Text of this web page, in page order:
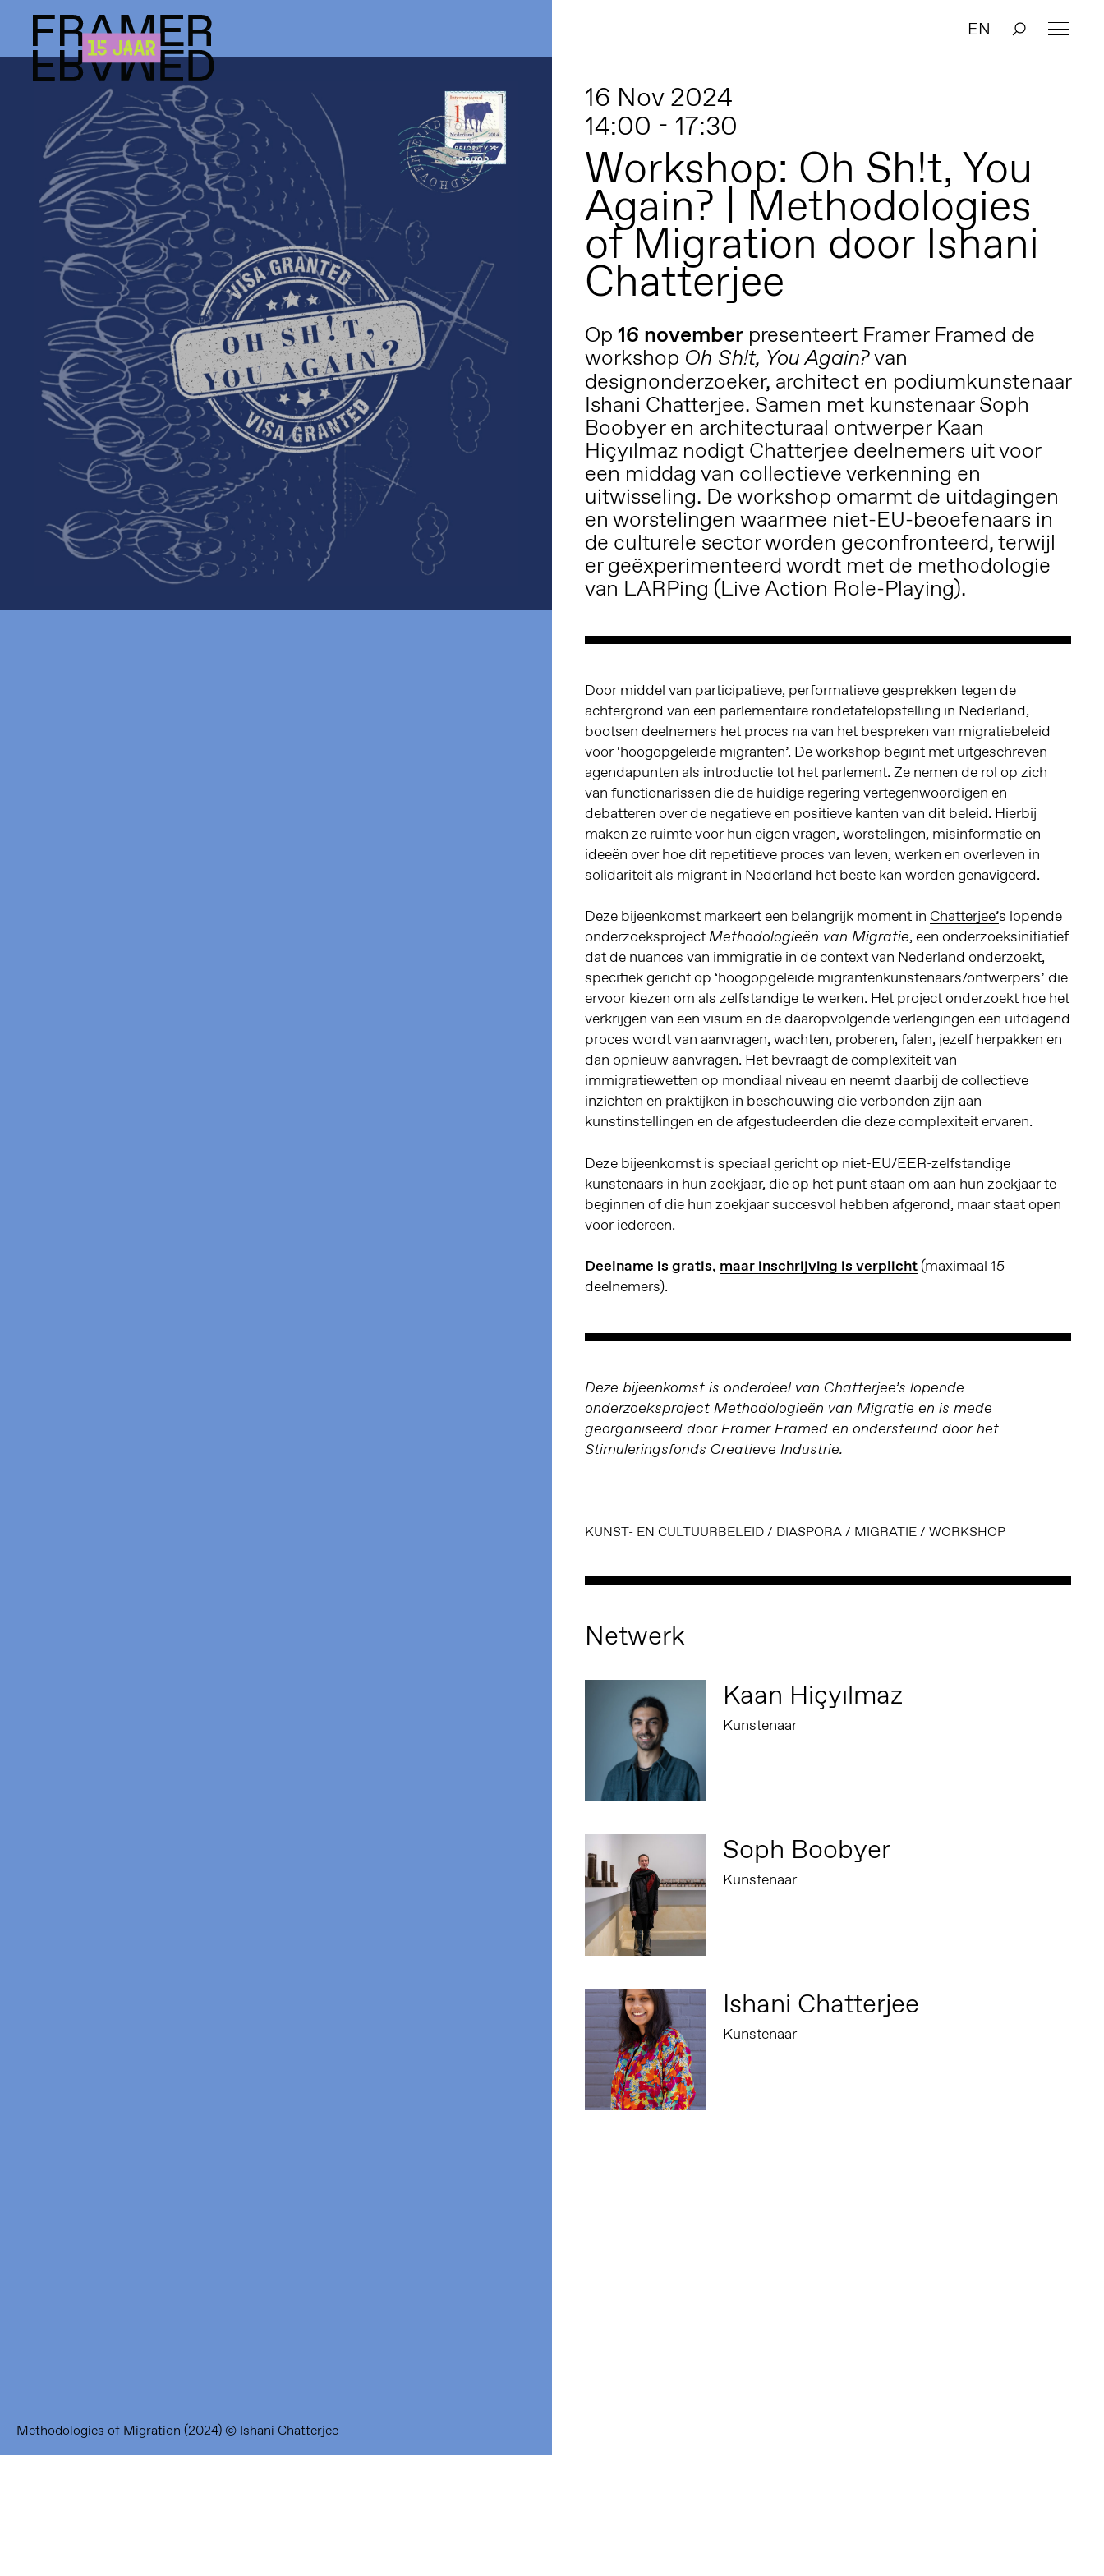
EN
Methodologies of Migration (2024) © Ishani Chatterjee
16 Nov 2024
14:00 - 17:30
Workshop: Oh Sh!t, You
Again? | Methodologies
of Migration door Ishani
Chatterjee
Op 16 november presenteert Framer Framed de
workshop Oh Sh!t, You Again?van
designonderzoeker, architect en podiumkunstenaar
Ishani Chatterjee. Samen met kunstenaar Soph
Boobyer en architecturaal ontwerper Kaan
Hiçyılmaz nodigt Chatterjee deelnemers uit voor
een middag van collectieve verkenning en
uitwisseling. De workshop omarmt de uitdagingen
en worstelingen waarmee niet-EU-beoefenaars in
de culturele sector worden geconfronteerd, terwijl
er geëxperimenteerd wordt met de methodologie
van LARPing (Live Action Role-Playing).
Door middel van participatieve, performatieve gesprekken tegen de
achtergrond van een parlementaire rondetafelopstelling in Nederland,
bootsen deelnemers het proces na van het bespreken van migratiebeleid
voor ‘hoogopgeleide migranten’. De workshop begint met uitgeschreven
agendapunten als introductie tot het parlement. Ze nemen de rol op zich
van functionarissen die de huidige regering vertegenwoordigen en
debatteren over de negatieve en positieve kanten van dit beleid. Hierbij
maken ze ruimte voor hun eigen vragen, worstelingen, misinformatie en
ideeën over hoe dit repetitieve proces van leven, werken en overleven in
solidariteit als migrant in Nederland het beste kan worden genavigeerd.
Deze bijeenkomst markeert een belangrijk moment in Chatterjee’s lopende
onderzoeksprojectMethodologieën van Migratie, een onderzoeksinitiatief
dat de nuances van immigratie in de context van Nederland onderzoekt,
specifiek gericht op ‘hoogopgeleide migrantenkunstenaars/ontwerpers’ die
ervoor kiezen om als zelfstandige te werken. Het project onderzoekt hoe het
verkrijgen van een visum en de daaropvolgende verlengingen een uitdagend
proces wordt van aanvragen, wachten, proberen, falen, jezelf herpakken en
dan opnieuw aanvragen. Het bevraagt de complexiteit van
immigratiewetten op mondiaal niveau en neemt daarbij de collectieve
inzichten en praktijken in beschouwing die verbonden zijn aan
kunstinstellingen en de afgestudeerden die deze complexiteit ervaren.
Deze bijeenkomst is speciaal gericht op niet-EU/EER-zelfstandige
kunstenaars in hun zoekjaar, die op het punt staan om aan hun zoekjaar te
beginnen of die hun zoekjaar succesvol hebben afgerond, maar staat open
voor iedereen.
Deelname is gratis, maar inschrijving is verplicht (maximaal 15
deelnemers).
Deze bijeenkomst is onderdeel van Chatterjee’s lopende
onderzoeksproject Methodologieën van Migratie en is mede
georganiseerd door Framer Framed en ondersteund door het
Stimuleringsfonds Creatieve Industrie.
KUNST- EN CULTUURBELEID/ DIASPORA/ MIGRATIE/ WORKSHOP
Netwerk
Kaan Hiçyılmaz
Kunstenaar
Soph Boobyer
Kunstenaar
Ishani Chatterjee
Kunstenaar